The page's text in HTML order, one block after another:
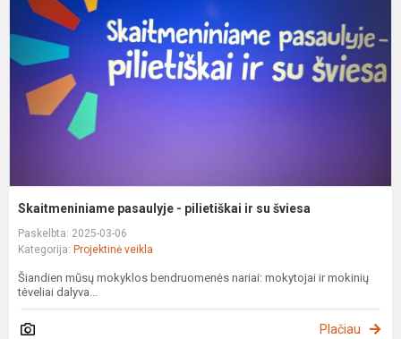
Skaitmeniniame pasaulyje - pilietiškai ir su šviesa
Paskelbta: 2025-03-06
Kategorija: Projektinė veikla
Šiandien mūsų mokyklos bendruomenės nariai: mokytojai ir mokinių
tėveliai dalyva...
Plačiau